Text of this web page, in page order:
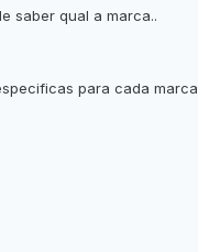
saber qual a marca..
para cada marca